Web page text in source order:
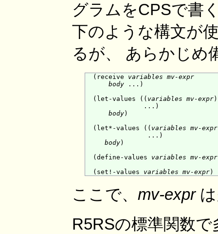
グラムをCPSで書
下のような構文が
るが、 あらかじめ
  (receive
variables mv-expr
body ...)
  (let-values ((
variables mv-expr)
               ...)
body)
  (let*-values ((
variables mv-expr
                ...)
body)
  (define-values
variables mv-expr
  (set!-values
variables mv-expr
ここで、 mv-exprは
R5RSの標準関数